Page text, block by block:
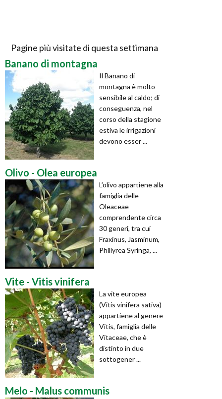
Pagine più visitate di questa settimana
Banano di montagna
Il Banano di
montagna è molto
sensibile al caldo; di
conseguenza, nel
corso della stagione
estiva le irrigazioni
devono esser ...
Olivo - Olea europea
L’olivo appartiene alla
famiglia delle
Oleaceae
comprendente circa
30 generi, tra cui
Fraxinus, Jasminum,
Phillyrea Syringa, ...
Vite - Vitis vinifera
La vite europea
(Vitis vinifera sativa)
appartiene al genere
Vitis, famiglia delle
Vitaceae, che è
distinto in due
sottogener ...
Melo - Malus communis